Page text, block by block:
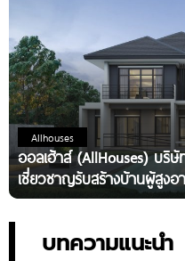
Allhouses
ออลเฮ้าส์ (AllHouses) บริ
เชี่ยวชาญรับสร้างบ้านผู้สูงอ
บทความแนะนำ